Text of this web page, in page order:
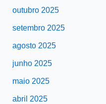
outubro 2025
setembro 2025
agosto 2025
junho 2025
maio 2025
abril 2025